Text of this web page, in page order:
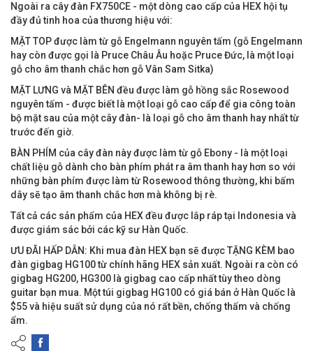
Ngoài ra cây đàn FX750CE - một dòng cao cấp của HEX hội tụ
đầy đủ tinh hoa của thương hiệu với:
MẶT TOP được làm từ gỗ Engelmann nguyên tấm (gỗ Engelmann
hay còn được gọi là Pruce Châu Âu hoặc Pruce Đức, là một loại
gỗ cho âm thanh chắc hơn gỗ Vân Sam Sitka)
MẶT LƯNG và MẶT BÊN đều được làm gỗ hồng sắc Rosewood
nguyên tấm - được biết là một loại gỗ cao cấp để gia công toàn
bộ mặt sau của một cây đàn- là loại gỗ cho âm thanh hay nhất từ
trước đến giờ.
BÀN PHÍM của cây đàn này được làm từ gỗ Ebony - là một loại
chất liệu gỗ dành cho bàn phím phát ra âm thanh hay hơn so với
những bàn phím được làm từ Rosewood thông thường, khi bấm
dây sẽ tạo âm thanh chắc hơn mà không bị rè.
Tất cả các sản phẩm của HEX đều được lắp ráp tại Indonesia và
được giám sác bởi các kỹ sư Hàn Quốc.
ƯU ĐÃI HẤP DẪN: Khi mua đàn HEX bạn sẽ được TẶNG KÈM bao
đàn gigbag HG100 từ chính hãng HEX sản xuất. Ngoài ra còn có
gigbag HG200, HG300 là gigbag cao cấp nhất tùy theo dòng
guitar bạn mua. Một túi gigbag HG100 có giá bán ở Hàn Quốc là
$55 và hiệu suất sử dụng của nó rất bền, chống thấm và chống
ẩm.